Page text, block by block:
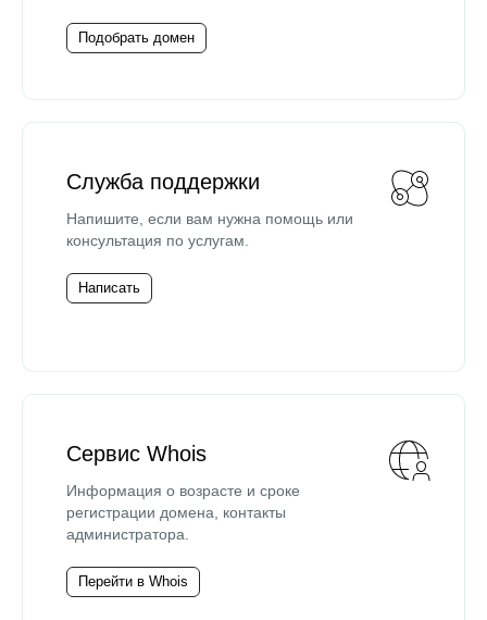
Подобрать домен
Служба поддержки
Напишите, если вам нужна помощь или
консультация по услугам.
Написать
Сервис Whois
Информация о возрасте и сроке
регистрации домена, контакты
администратора.
Перейти в Whois